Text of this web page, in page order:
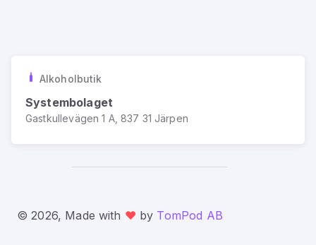
Alkoholbutik
Systembolaget
Gastkullevägen 1 A, 837 31 Järpen
© 2026, Made with ❤️ by TomPod AB